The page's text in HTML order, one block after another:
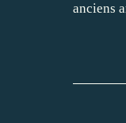
anciens